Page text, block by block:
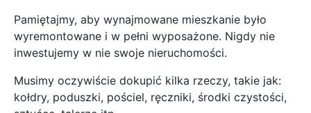
Pamiętajmy, aby wynajmowane mieszkanie było
wyremontowane i w pełni wyposażone. Nigdy nie
inwestujemy w nie swoje nieruchomości.
Musimy oczywiście dokupić kilka rzeczy, takie jak:
kołdry, poduszki, pościel, ręczniki, środki czystości,